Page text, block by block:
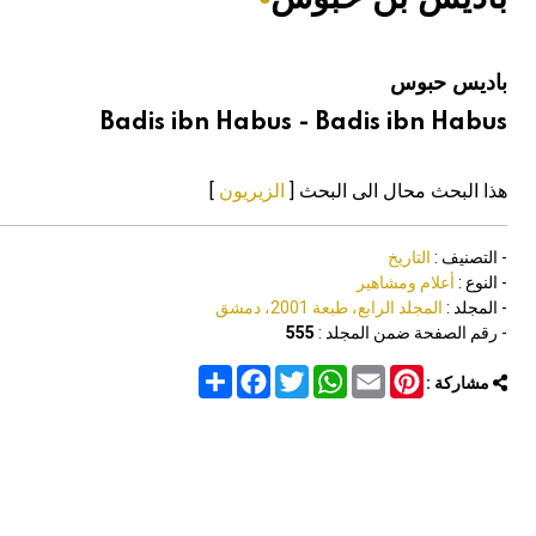
هيئة الموسوعة العربية تطلق موسوعات جديدة في عام 2026
باديس حبوس
Badis ibn Habus - Badis ibn Habus
هذا البحث محال الى البحث [ الزيريون ]
- التصنيف : التاريخ
- النوع : أعلام ومشاهير
- المجلد : المجلد الرابع، طبعة 2001، دمشق
- رقم الصفحة ضمن المجلد : 555
مشاركة : Share
FacebookTwitter
WhatsAppEmail
Pinterest